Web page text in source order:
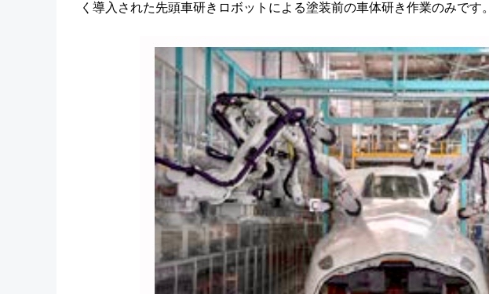
く導入された先頭車研きロボットによる塗装前の車体研き作業のみです。